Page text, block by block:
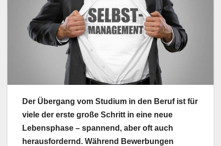
Der Übergang vom Studium in den Beruf ist für
viele der erste große Schritt in eine neue
Lebensphase – spannend, aber oft auch
herausfordernd. Während Bewerbungen